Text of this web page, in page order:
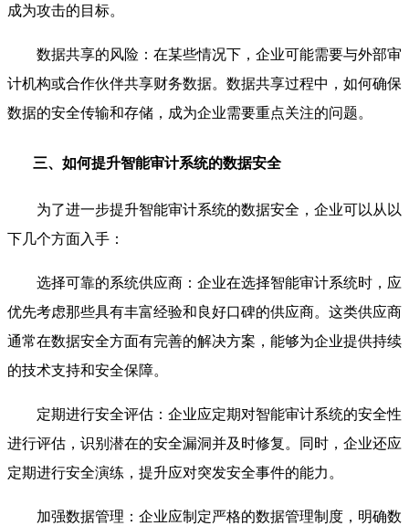
成为攻击的目标。
数据共享的风险：在某些情况下，企业可能需要与外部审
计机构或合作伙伴共享财务数据。数据共享过程中，如何确保
数据的安全传输和存储，成为企业需要重点关注的问题。
三、如何提升智能审计系统的数据安全
为了进一步提升智能审计系统的数据安全，企业可以从以
下几个方面入手：
选择可靠的系统供应商：企业在选择智能审计系统时，应
优先考虑那些具有丰富经验和良好口碑的供应商。这类供应商
通常在数据安全方面有完善的解决方案，能够为企业提供持续
的技术支持和安全保障。
定期进行安全评估：企业应定期对智能审计系统的安全性
进行评估，识别潜在的安全漏洞并及时修复。同时，企业还应
定期进行安全演练，提升应对突发安全事件的能力。
加强数据管理：企业应制定严格的数据管理制度，明确数